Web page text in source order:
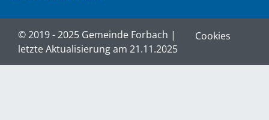
© 2019 - 2025 Gemeinde Forbach |
letzte Aktualisierung am 21.11.2025
Cookies